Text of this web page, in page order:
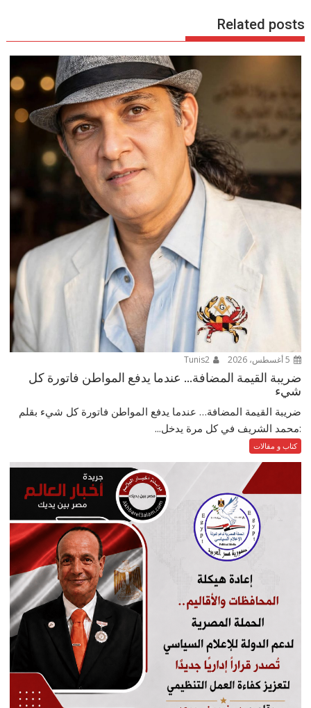
Related posts
Tunis2
ضريبة القيمة المضافة… عندما يدفع المواطن فاتورة كل
شيء
ضريبة القيمة المضافة… عندما يدفع المواطن فاتورة كل شيء بقلم
:محمد الشريف في كل مرة يدخل...
كتاب و مقالات